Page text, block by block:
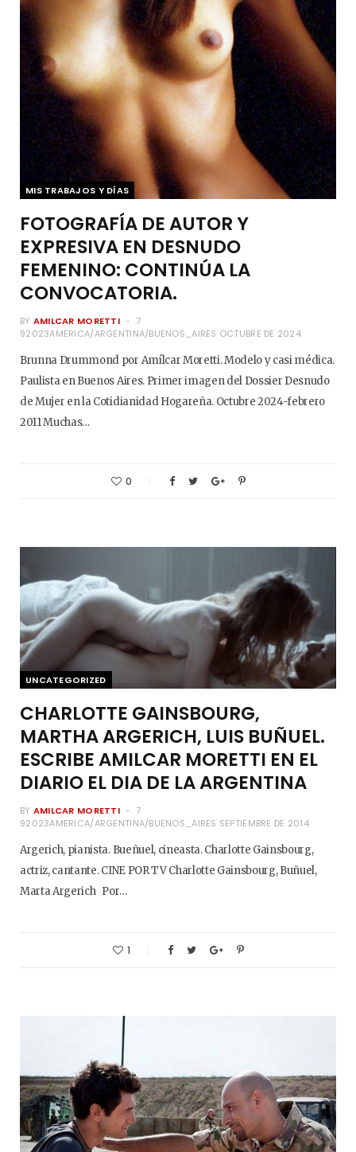
MIS TRABAJOS Y DÍAS
FOTOGRAFÍA DE AUTOR Y
EXPRESIVA EN DESNUDO
FEMENINO: CONTINÚA LA
CONVOCATORIA.
BY AMILCAR MORETTI
7
92023AMERICA/ARGENTINA/BUENOS_AIRES OCTUBRE DE 2024
Brunna Drummond por Amílcar Moretti. Modelo y casi médica.
Paulista en Buenos Aires. Primer imagen del Dossier Desnudo
de Mujer en la Cotidianidad Hogareña. Octubre 2024-febrero
2011 Muchas…
0
UNCATEGORIZED
CHARLOTTE GAINSBOURG,
MARTHA ARGERICH, LUIS BUÑUEL.
ESCRIBE AMILCAR MORETTI EN EL
DIARIO EL DIA DE LA ARGENTINA
BY AMILCAR MORETTI
7
92023AMERICA/ARGENTINA/BUENOS_AIRES SEPTIEMBRE DE 2014
Argerich, pianista. Bueñuel, cineasta. Charlotte Gainsbourg,
actriz, cantante. CINE POR TV Charlotte Gainsbourg, Buñuel,
Marta Argerich Por…
1